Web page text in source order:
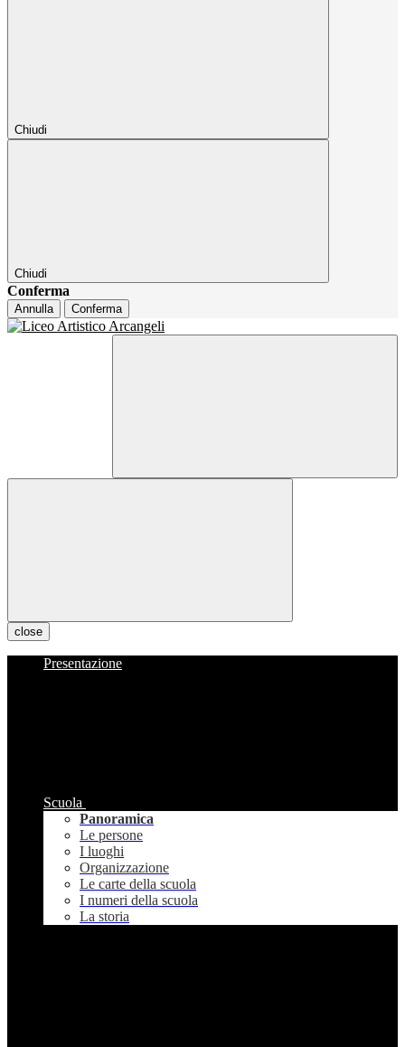
Chiudi
Chiudi
Conferma
Annulla Conferma
close
Presentazione
Scuola
Panoramica
Le persone
I luoghi
Organizzazione
Le carte della scuola
I numeri della scuola
La storia